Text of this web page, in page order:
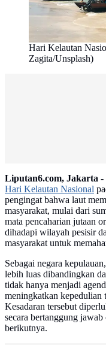
Hari Kelautan
Zagita/Unsplash)
Liputan6.com, Jakarta -
Hari Kelautan Nasional
pengingat bahwa laut
masyarakat, mulai dari
mata pencaharian jutaan
dihadapi wilayah pesisir
masyarakat untuk
Sebagai negara
lebih luas dibandingkan
tidak hanya menjadi
meningkatkan kepedulian
Kesadaran tersebut
secara bertanggung
berikutnya.